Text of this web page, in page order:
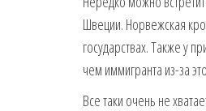
Швеции. Норвежская
государствах. Также у
чем иммигранта из-за
Все таки очень не